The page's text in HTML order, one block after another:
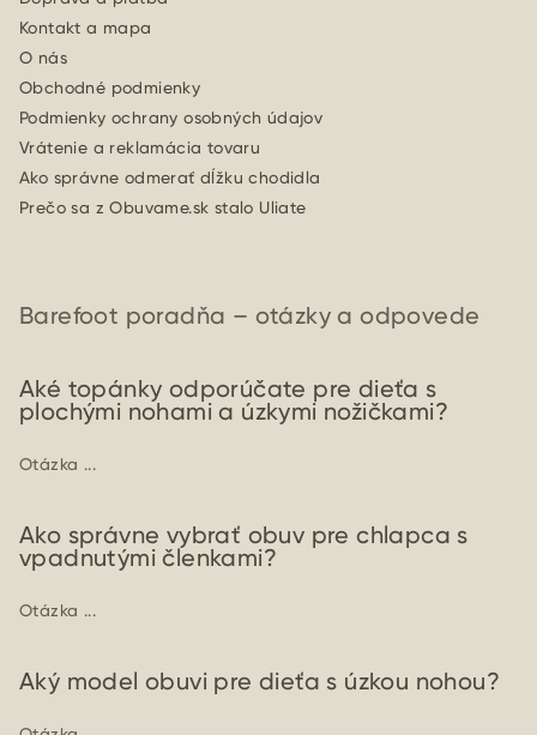
Kontakt a mapa
O nás
Obchodné podmienky
Podmienky ochrany osobných údajov
Vrátenie a reklamácia tovaru
Ako správne odmerať dĺžku chodidla
Prečo sa z Obuvame.sk stalo Uliate
Barefoot poradňa – otázky a odpovede
Aké topánky odporúčate pre dieťa s
plochými nohami a úzkymi nožičkami?
Otázka ...
Ako správne vybrať obuv pre chlapca s
vpadnutými členkami?
Otázka ...
Aký model obuvi pre dieťa s úzkou nohou?